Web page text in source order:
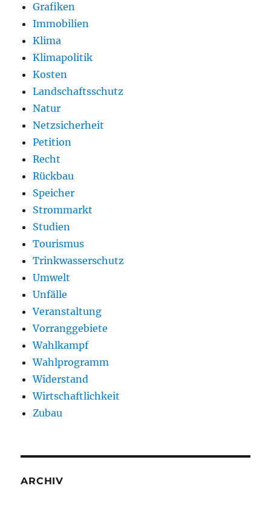
Grafiken
Immobilien
Klima
Klimapolitik
Kosten
Landschaftsschutz
Natur
Netzsicherheit
Petition
Recht
Rückbau
Speicher
Strommarkt
Studien
Tourismus
Trinkwasserschutz
Umwelt
Unfälle
Veranstaltung
Vorranggebiete
Wahlkampf
Wahlprogramm
Widerstand
Wirtschaftlichkeit
Zubau
ARCHIV